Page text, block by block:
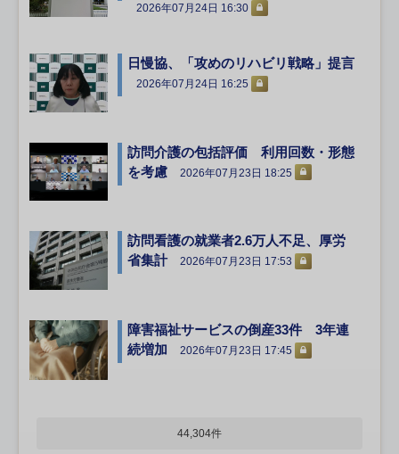
2026年07月24日 16:30
日慢協、「攻めのリハビリ戦略」提言
2026年07月24日 16:25
訪問介護の包括評価 利用回数・形態
を考慮
2026年07月23日 18:25
訪問看護の就業者2.6万人不足、厚労
省集計
2026年07月23日 17:53
障害福祉サービスの倒産33件 3年連
続増加
2026年07月23日 17:45
44,304件